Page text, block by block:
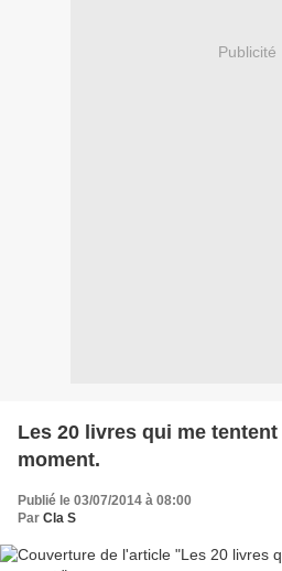
Publicité
Les 20 livres qui me
moment.
Publié le 03/07/2014 à 08:00
Par Cla S